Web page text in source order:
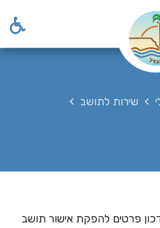
שירות לתושב
פרטים להפקת אישור תושב